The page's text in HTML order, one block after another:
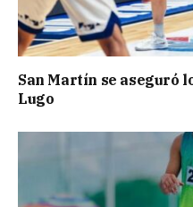
San Martín se aseguró
Lugo